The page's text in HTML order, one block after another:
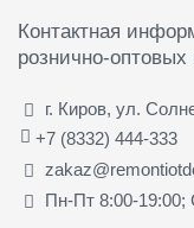
Контактная
рознично-оптовых
г. Киров, ул.
+7 (8332) 444-333
Пн-Пт 8:00-19:00;